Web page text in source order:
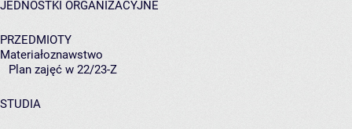
JEDNOSTKI ORGANIZACYJNE
PRZEDMIOTY
Materiałoznawstwo
Plan zajęć w 22/23-Z
STUDIA